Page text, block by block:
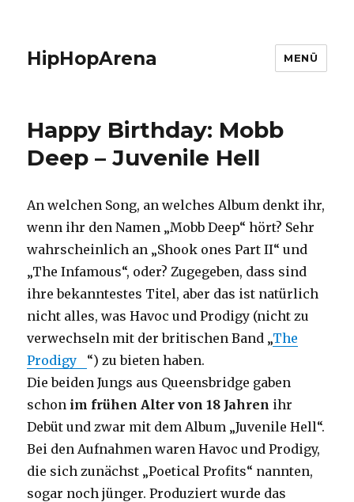
HipHopArena MENÜ
Happy Birthday: Mobb
Deep – Juvenile Hell
An welchen Song, an welches Album denkt ihr,
wenn ihr den Namen „Mobb Deep“ hört? Sehr
wahrscheinlich an „Shook ones Part II“ und
„The Infamous“, oder? Zugegeben, dass sind
ihre bekanntestes Titel, aber das ist natürlich
nicht alles, was Havoc und Prodigy (nicht zu
verwechseln mit der britischen Band „The
Prodigy
“) zu bieten haben.
Die beiden Jungs aus Queensbridge gaben
schon im frühen Alter von 18 Jahren ihr
Debüt und zwar mit dem Album „Juvenile Hell“.
Bei den Aufnahmen waren Havoc und Prodigy,
die sich zunächst „Poetical Profits“ nannten,
sogar noch jünger. Produziert wurde das